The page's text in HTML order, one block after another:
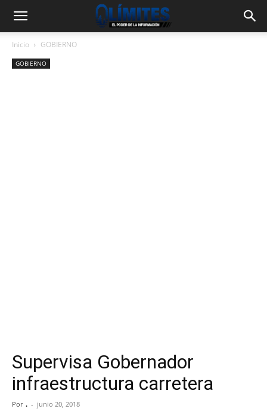
Inicio GOBIERNO
GOBIERNO
Supervisa Gobernador
infraestructura carretera
Por . - junio 20, 2018